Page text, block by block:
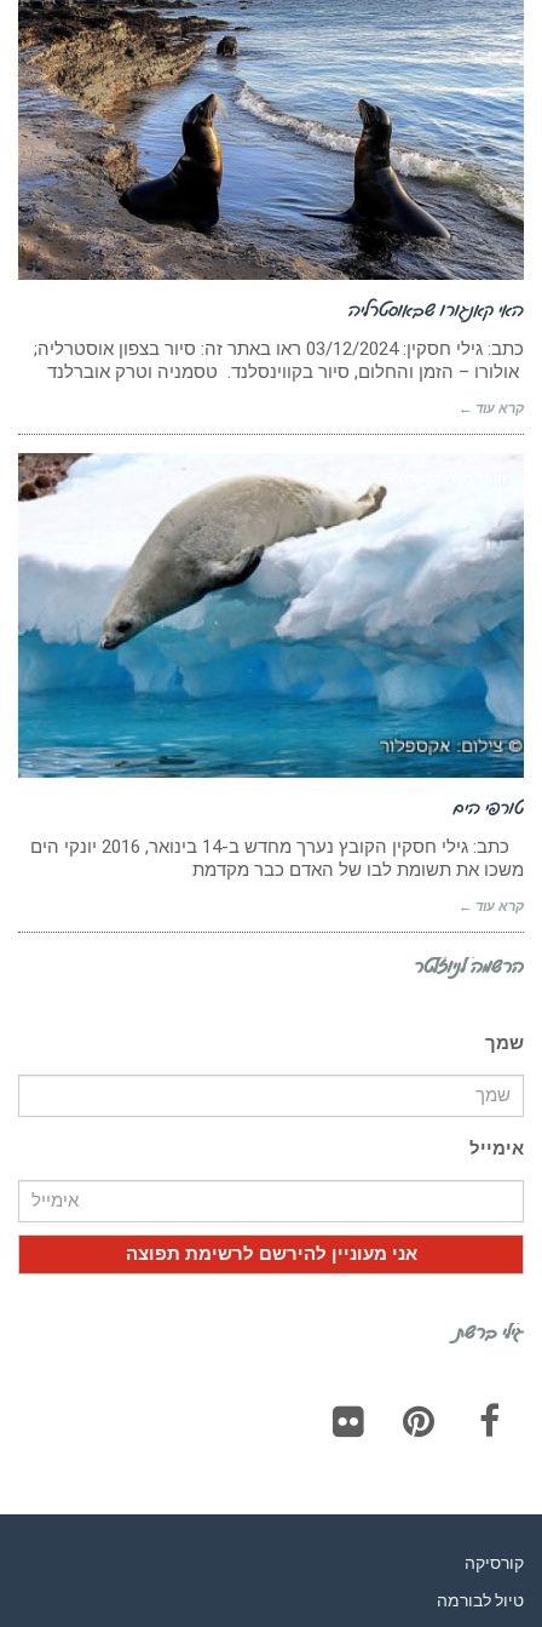
האי קאנגורו שבאוסטרליה
כתב: גילי חסקין: ‏03/12/2024 ראו באתר זה: סיור בצפון אוסטרליה;
אולורו – הזמן והחלום, סיור בקווינסלנד. טסמניה וטרק אוברלנד
קרא עוד ←
טורפי הים
כתב: גילי חסקין הקובץ נערך מחדש ב-14 בינואר, 2016 יונקי הים
משכו את תשומת לבו של האדם כבר מקדמת
קרא עוד ←
הרשמה לניוזלטר
שמך
אימייל
גילי ברשת
קורסיקה
טיול לבורמה